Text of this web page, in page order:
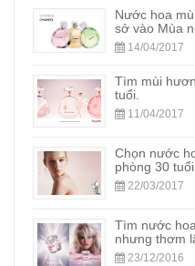
Nước hoa
sở vào Mùa
14/04/2017
Tìm mùi
tuổi.
11/04/2017
Chọn nước
phòng 30 tuổi.
22/03/2017
Tìm nước
nhưng thơm
23/12/2016